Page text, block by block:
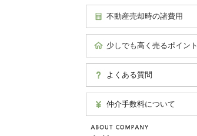
不動産売却時の諸費用
少しでも高く売るポイント
よくある質問
仲介手数料について